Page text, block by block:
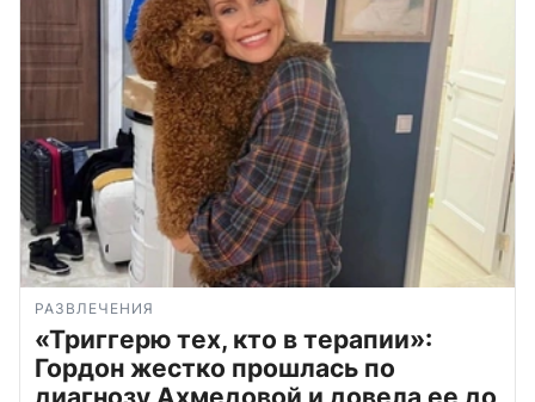
РАЗВЛЕЧЕНИЯ
«Триггерю тех, кто в терапии»:
Гордон жестко прошлась по